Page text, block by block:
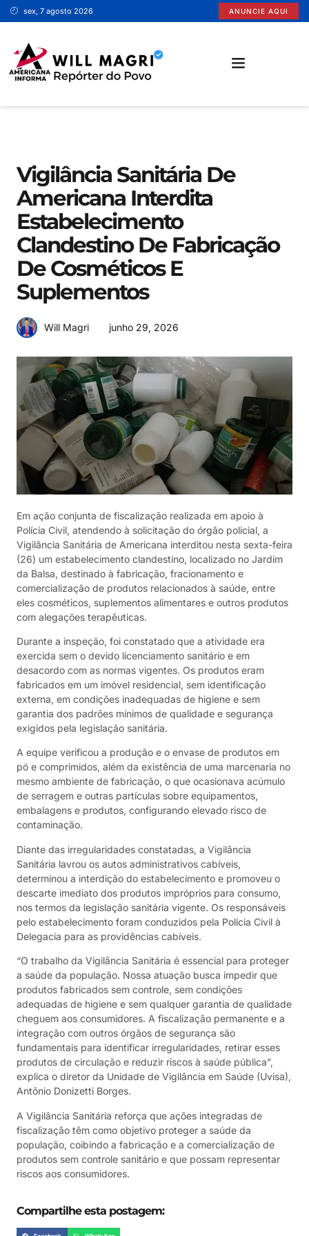
sex, 7 agosto 2026 ANUNCIE AQUI
Vigilância Sanitária De
Americana Interdita
Estabelecimento
Clandestino De Fabricação
De Cosméticos E
Suplementos
Will Magri junho 29, 2026
Em ação conjunta de fiscalização realizada em apoio à
Polícia Civil, atendendo à solicitação do órgão policial, a
Vigilância Sanitária de Americana interditou nesta sexta-feira
(26) um estabelecimento clandestino, localizado no Jardim
da Balsa, destinado à fabricação, fracionamento e
comercialização de produtos relacionados à saúde, entre
eles cosméticos, suplementos alimentares e outros produtos
com alegações terapêuticas.
Durante a inspeção, foi constatado que a atividade era
exercida sem o devido licenciamento sanitário e em
desacordo com as normas vigentes. Os produtos eram
fabricados em um imóvel residencial, sem identificação
externa, em condições inadequadas de higiene e sem
garantia dos padrões mínimos de qualidade e segurança
exigidos pela legislação sanitária.
A equipe verificou a produção e o envase de produtos em
pó e comprimidos, além da existência de uma marcenaria no
mesmo ambiente de fabricação, o que ocasionava acúmulo
de serragem e outras partículas sobre equipamentos,
embalagens e produtos, configurando elevado risco de
contaminação.
Diante das irregularidades constatadas, a Vigilância
Sanitária lavrou os autos administrativos cabíveis,
determinou a interdição do estabelecimento e promoveu o
descarte imediato dos produtos impróprios para consumo,
nos termos da legislação sanitária vigente. Os responsáveis
pelo estabelecimento foram conduzidos pela Polícia Civil à
Delegacia para as providências cabíveis.
“O trabalho da Vigilância Sanitária é essencial para proteger
a saúde da população. Nossa atuação busca impedir que
produtos fabricados sem controle, sem condições
adequadas de higiene e sem qualquer garantia de qualidade
cheguem aos consumidores. A fiscalização permanente e a
integração com outros órgãos de segurança são
fundamentais para identificar irregularidades, retirar esses
produtos de circulação e reduzir riscos à saúde pública”,
explica o diretor da Unidade de Vigilância em Saúde (Uvisa),
Antônio Donizetti Borges.
A Vigilância Sanitária reforça que ações integradas de
fiscalização têm como objetivo proteger a saúde da
população, coibindo a fabricação e a comercialização de
produtos sem controle sanitário e que possam representar
riscos aos consumidores.
Compartilhe esta postagem: